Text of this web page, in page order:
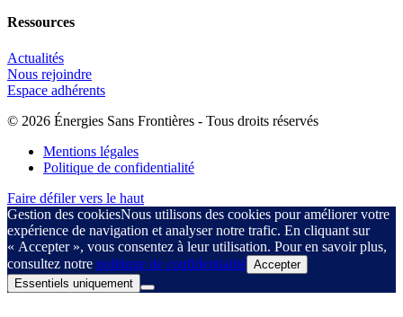
Ressources
Actualités
Nous rejoindre
Espace adhérents
© 2026 Énergies Sans Frontières - Tous droits réservés
Mentions légales
Politique de confidentialité
Faire défiler vers le haut
Gestion des cookiesNous utilisons des cookies pour améliorer votre
expérience de navigation et analyser notre trafic. En cliquant sur
« Accepter », vous consentez à leur utilisation. Pour en savoir plus,
consultez notre politique de confidentialité Accepter
Essentiels uniquement